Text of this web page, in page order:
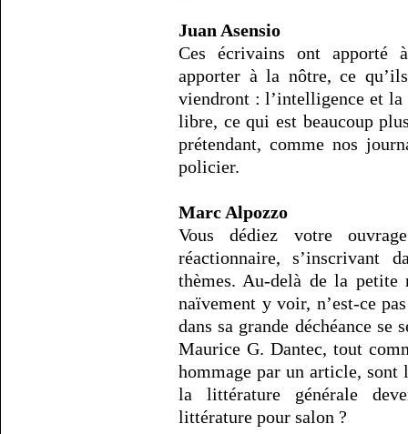
Juan Asensio
Ces écrivains ont apporté
apporter à la nôtre, ce
viendront : l’intelligence et
libre, ce qui est beaucoup
prétendant, comme nos
policier.
Marc Alpozzo
Vous dédiez votre
réactionnaire, s’inscrivant
thèmes. Au-delà de la petite
naïvement y voir, n’est-ce
dans sa grande déchéance se
Maurice G. Dantec, tout
hommage par un article, sont
la littérature générale
littérature pour salon ?